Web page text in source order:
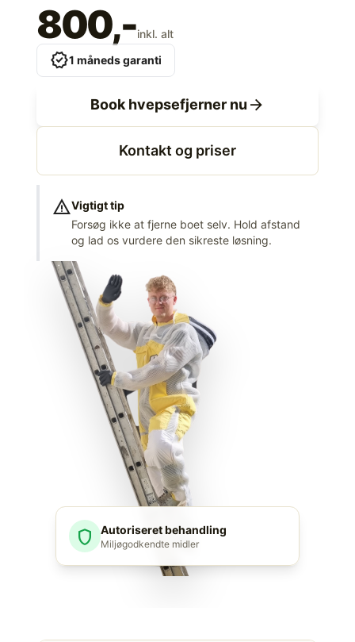
800,-inkl. alt
verified1 måneds garanti
Book hvepsefjerner nu arrow_forward
Kontakt og priser
warningVigtigt tip
Forsøg ikke at fjerne boet selv. Hold afstand
og lad os vurdere den sikreste løsning.
shield Autoriseret behandling
Miljøgodkendte midler